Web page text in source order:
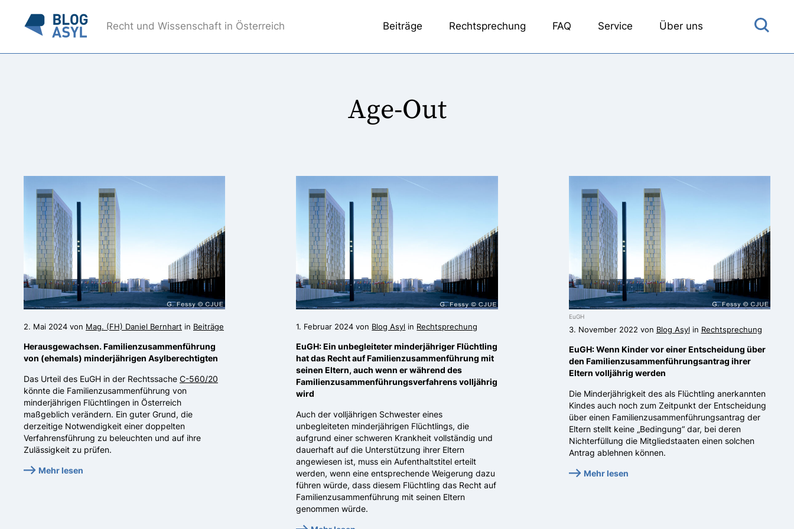
Recht und Wissenschaft in Österreich Beiträge Rechtsprechung FAQ Service Über uns
Age-Out
2. Mai 2024 von Mag. (FH) Daniel Bernhart in Beiträge
Herausgewachsen. Familienzusammenführung
von (ehemals) minderjährigen Asylberechtigten
Das Urteil des EuGH in der Rechtssache C-560/20
könnte die Familienzusammenführung von
minderjährigen Flüchtlingen in Österreich
maßgeblich verändern. Ein guter Grund, die
derzeitige Notwendigkeit einer doppelten
Verfahrensführung zu beleuchten und auf ihre
Zulässigkeit zu prüfen.
Mehr lesen
1. Februar 2024 von Blog Asyl in Rechtsprechung
EuGH: Ein unbegleiteter minderjähriger Flüchtling
hat das Recht auf Familienzusammenführung mit
seinen Eltern, auch wenn er während des
Familienzusammenführungsverfahrens volljährig
wird
Auch der volljährigen Schwester eines
unbegleiteten minderjährigen Flüchtlings, die
aufgrund einer schweren Krankheit vollständig und
dauerhaft auf die Unterstützung ihrer Eltern
angewiesen ist, muss ein Aufenthaltstitel erteilt
werden, wenn eine entsprechende Weigerung dazu
führen würde, dass diesem Flüchtling das Recht auf
Familienzusammenführung mit seinen Eltern
genommen würde.
EuGH
3. November 2022 von Blog Asyl in Rechtsprechung
EuGH: Wenn Kinder vor einer Entscheidung über
den Familienzusammenführungsantrag ihrer
Eltern volljährig werden
Die Minderjährigkeit des als Flüchtling anerkannten
Kindes auch noch zum Zeitpunkt der Entscheidung
über einen Familienzusammenführungsantrag der
Eltern stellt keine „Bedingung“ dar, bei deren
Nichterfüllung die Mitgliedstaaten einen solchen
Antrag ablehnen können.
Mehr lesen